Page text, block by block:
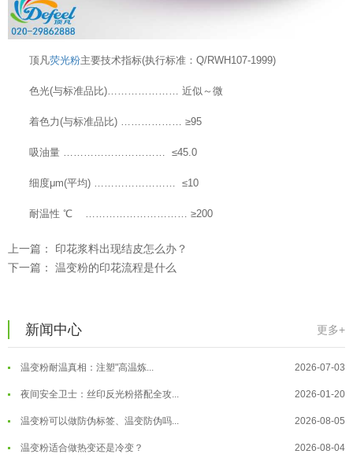
顶凡荧光粉主要技术指标(执行标准：Q/RWH107-1999)
色光(与标准品比)………………… 近似～微
着色力(与标准品比) ……………… ≥95
吸油量 ………………………… ≤45.0
细度μm(平均) …………………… ≤10
耐温性 ℃ ………………………… ≥200
上一篇： 印花浆料出现结皮怎么办？
下一篇： 温变粉的印花流程是什么
新闻中心 更多+
温变粉可以做防伪标签、温变防伪吗...
温变粉大批量保存指南｜做对这几步...
温变粉"烤"问：长期加... 2026-07-07
温变粉耐温真相：注塑"高温炼... 2026-07-03
夜间安全卫士：丝印反光粉搭配全攻... 2026-01-20
温变粉可以做防伪标签、温变防伪吗... 2026-08-05
温变粉适合做热变还是冷变？ 2026-08-04
温变粉丝印到底用多少目网版？这篇...
反光粉太久不用结块要怎么处理？
印花温变粉最适合用在什么行业上呢...
油性反光粉怎么印花效果最好？